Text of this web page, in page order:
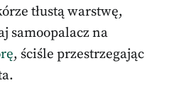
tłustą warstwę,
samoopalacz na
, ściśle przestrzegając